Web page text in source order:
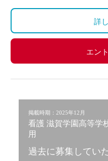
・その他、学校スケジ
詳
エン
掲載時期：2025年12月
看護 滋賀学園高等学
用
過去に募集してい